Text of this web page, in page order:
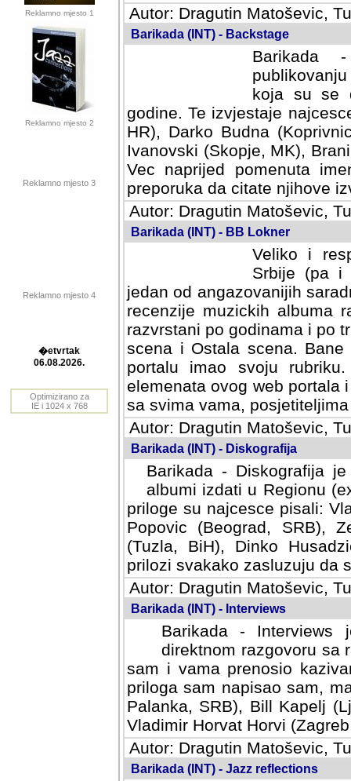
Reklamno mjesto 1
Reklamno mjesto 2
Reklamno mjesto 3
Reklamno mjesto 4
Autor: Dragutin Matoševic,
Barikada (INT) - Backstage
Barikada
koja su se
godine. Te izvjestaje
HR), Darko Budna
Ivanovski (Skopje, MK),
Vec naprijed pomenuta
preporuka da citate njihove
Autor: Dragutin Matoševic,
Barikada (INT) - BB Lokner
Veliko i
Srbije (pa i
jedan od angazovanijih
recenzije muzickih albuma
razvrstani po godinama i po
scena i Ostala scena.
portalu imao svoju
elemenata ovog web portala
sa svima vama,
Autor: Dragutin Matoševic,
Barikada (INT) - Diskografija
Barikada - Diskografija
albumi izdati u Regionu
priloge su najcesce pisali:
Popovic (Beograd, SRB),
(Tuzla, BiH), Dinko
prilozi svakako zasluzuju da
Autor: Dragutin Matoševic,
Barikada (INT) - Interviews
Barikada -
direktnom razgovoru sa
sam i vama prenosio
priloga sam napisao sam,
Palanka, SRB), Bill Kapelj
Vladimir Horvat Horvi
Autor: Dragutin Matoševic,
Barikada (INT) - Jazz reflections